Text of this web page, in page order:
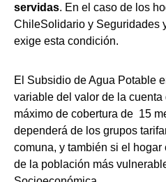
servidas. En el caso de los
ChileSolidario y Seguridades
exige esta condición.
El Subsidio de Agua Potable
variable del valor de la
máximo de cobertura de 15
dependerá de los grupos
comuna, y también si el
de la población más